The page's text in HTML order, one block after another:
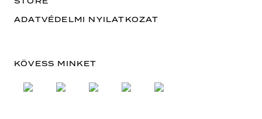
ADATVÉDELMI NYILATKOZAT
KÖVESS MINKET